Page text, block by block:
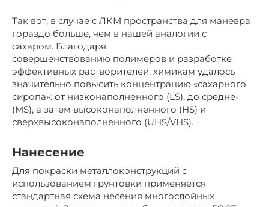
Так вот, в случае с ЛКМ пространства для маневра
гораздо больше, чем в нашей аналогии с
сахаром. Благодаря
совершенствованию полимеров и разработке
эффективных растворителей, химикам удалось
значительно повысить концентрацию «сахарного
сиропа»: от низконаполненного (LS), до средне-
(MS), а затем высоконаполненного (HS) и
сверхвысоконаполненного (UHS/VHS).
Нанесение
Для покраски металлоконструкций с
использованием грунтовки применяется
стандартная схема несения многослойных